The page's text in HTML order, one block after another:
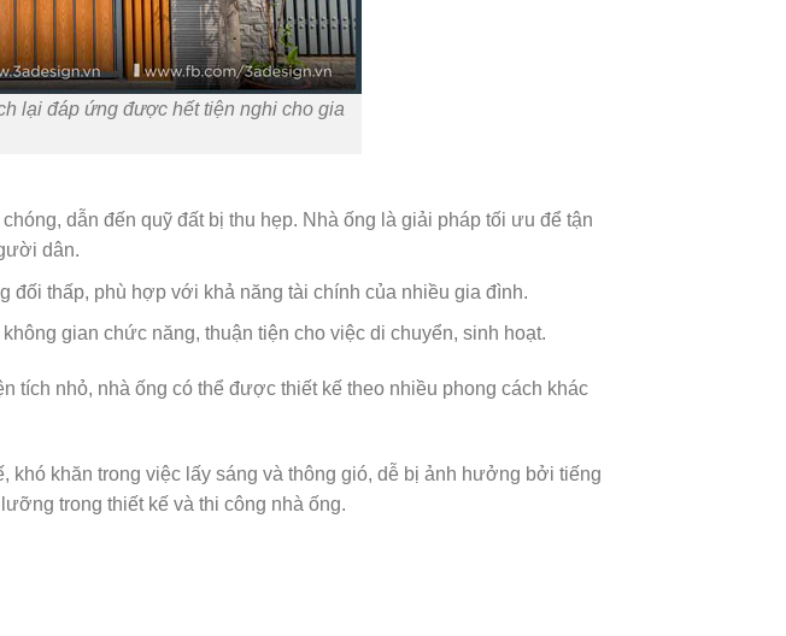
lại đáp ứng được hết tiện nghi cho gia
dẫn đến quỹ đất bị thu hẹp. Nhà ống là giải pháp tối ưu để tận
dân.
thấp, phù hợp với khả năng tài chính của nhiều gia đình.
gian chức năng, thuận tiện cho việc di chuyển, sinh hoạt.
tích nhỏ, nhà ống có thể được thiết kế theo nhiều phong cách khác
khăn trong việc lấy sáng và thông gió, dễ bị ảnh hưởng bởi tiếng
trong thiết kế và thi công nhà ống.